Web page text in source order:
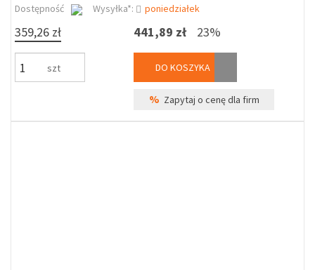
Dostępność
Wysyłka*: poniedziałek
359,26 zł
szt
441,89 zł 23%
DO KOSZYKA
% Zapytaj o cenę dla firm